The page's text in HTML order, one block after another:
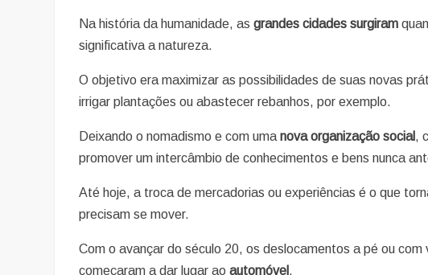
Na história da humanidade, asgrandes cidades surgiram
significativa a natureza.
O objetivo era maximizar as possibilidades de suas novas
irrigar plantações ou abastecer rebanhos, por exemplo.
Deixando o nomadismo e com umanova organização social,
promover um intercâmbio de conhecimentos e bens nunca
Até hoje, a troca de mercadorias ou experiências é o que
precisam se mover.
Com o avançar do século 20, os deslocamentos a pé ou
começaram a dar lugar aoautomóvel .